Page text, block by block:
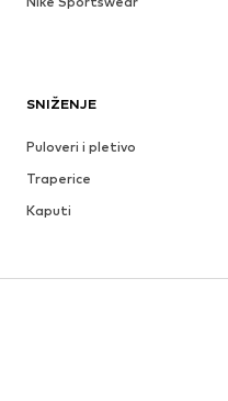
SNIŽENJE
Puloveri i pletivo
Traperice
Kaputi
Suknje